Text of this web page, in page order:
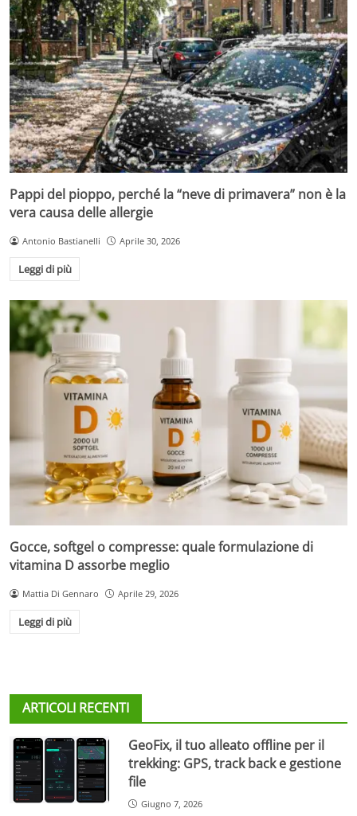
Pappi del pioppo, perché la “neve di primavera” non è la
vera causa delle allergie
Antonio Bastianelli Aprile 30, 2026
Leggi di più
Gocce, softgel o compresse: quale formulazione di
vitamina D assorbe meglio
Mattia Di Gennaro Aprile 29, 2026
Leggi di più
ARTICOLI RECENTI
GeoFix, il tuo alleato offline per il
trekking: GPS, track back e gestione
file
Giugno 7, 2026